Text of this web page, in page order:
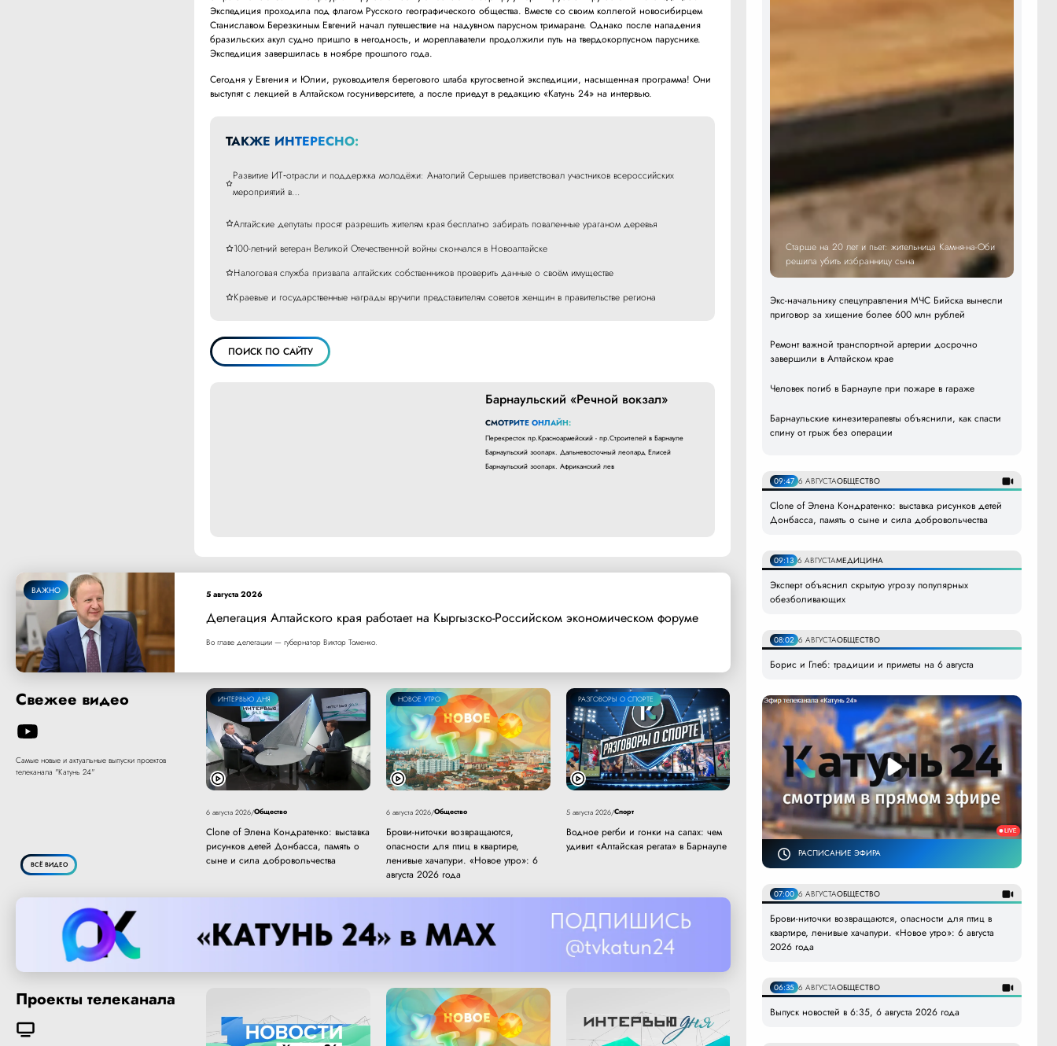
Экспедиция проходила под флагом Русского географического общества. Вместе со своим коллегой новосибирцем
Станиславом Березкиным Евгений начал путешествие на надувном парусном тримаране. Однако после нападения
бразильских акул судно пришло в негодность, и мореплаватели продолжили путь на твердокорпусном паруснике.
Экспедиция завершилась в ноябре прошлого года.
Сегодня у Евгения и Юлии, руководителя берегового штаба кругосветной экспедиции, насыщенная программа! Они
выступят с лекцией в Алтайском госуниверситете, а после приедут в редакцию «Катунь 24» на интервью.
ТАКЖЕ ИНТЕРЕСНО:
Развитие ИТ‑отрасли и поддержка молодёжи: Анатолий Серышев приветствовал участников всероссийских
мероприятий в…
Алтайские депутаты просят разрешить жителям края бесплатно забирать поваленные ураганом деревья
100-летний ветеран Великой Отечественной войны скончался в Новоалтайске
Налоговая служба призвала алтайских собственников проверить данные о своём имуществе
Краевые и государственные награды вручили представителям советов женщин в правительстве региона
ПОИСК ПО САЙТУ
Барнаульский «Речной вокзал»
СМОТРИТЕ ОНЛАЙН:
Перекресток пр.Красноармейский - пр.Строителей в Барнауле
Барнаульский зоопарк. Дальневосточный леопард Елисей
Барнаульский зоопарк. Африканский лев
ВАЖНО 5 августа 2026
Делегация Алтайского края работает на Кыргызско-Российском экономическом форуме
Во главе делегации — губернатор Виктор Томенко.
Свежее видео
Самые новые и актуальные выпуски проектов
телеканала "Катунь 24"
ВСЁ ВИДЕО
ИНТЕРВЬЮ ДНЯ
6 августа 2026/Общество
Clone of Элена Кондратенко: выставка
рисунков детей Донбасса, память о
сыне и сила добровольчества
НОВОЕ УТРО
6 августа 2026/Общество
Брови-ниточки возвращаются,
опасности для птиц в квартире,
ленивые хачапури. «Новое утро»: 6
августа 2026 года
РАЗГОВОРЫ О СПОРТЕ
5 августа 2026/Спорт
Водное регби и гонки на сапах: чем
удивит «Алтайская регата» в Барнауле
Проекты телеканала
Старше на 20 лет и пьет: жительница Камня-на-Оби
решила убить избранницу сына
Экс-начальнику спецуправления МЧС Бийска вынесли
приговор за хищение более 600 млн рублей
Ремонт важной транспортной артерии досрочно
завершили в Алтайском крае
Человек погиб в Барнауле при пожаре в гараже
Барнаульские кинезитерапевты объяснили, как спасти
спину от грыж без операции
09:47 6 АВГУСТАОБЩЕСТВО
Clone of Элена Кондратенко: выставка рисунков детей
Донбасса, память о сыне и сила добровольчества
09:13 6 АВГУСТАМЕДИЦИНА
Эксперт объяснил скрытую угрозу популярных
обезболивающих
08:02 6 АВГУСТАОБЩЕСТВО
Борис и Глеб: традиции и приметы на 6 августа
РАСПИСАНИЕ ЭФИРА
07:00 6 АВГУСТАОБЩЕСТВО
Брови-ниточки возвращаются, опасности для птиц в
квартире, ленивые хачапури. «Новое утро»: 6 августа
2026 года
06:35 6 АВГУСТАОБЩЕСТВО
Выпуск новостей в 6:35, 6 августа 2026 года